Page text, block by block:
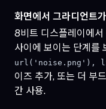
화면에서 그라디언트
8비트 디스플레이에
사이에 보이는 단계를
url('noise.png'),
이즈 추가, 또는 더 부
간 사용.